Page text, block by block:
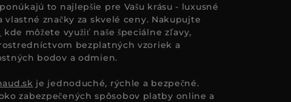
to najlepšie pre Vašu krásu - luxusné
vlastné značky za skvelé ceny. Nakupujte
kde môžete využiť naše špeciálne zľavy,
bezplatných vzoriek a
bodov a odmien.
je jednoduché, rýchle a bezpečné.
zabezpečených spôsobov platby online a